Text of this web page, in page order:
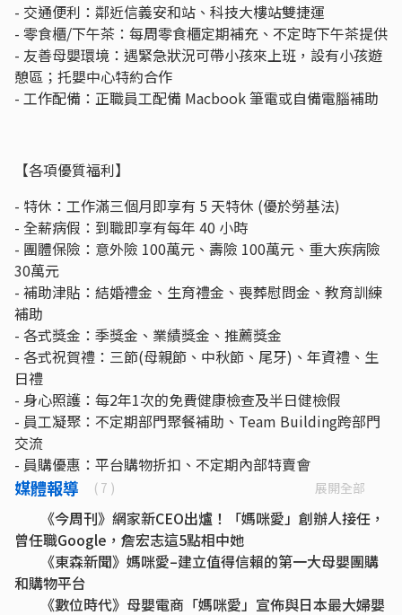
- 交通便利：鄰近信義安和站、科技大樓站雙捷運
- 零食櫃/下午茶：每周零食櫃定期補充、不定時下午茶提供
- 友善母嬰環境：遇緊急狀況可帶小孩來上班，設有小孩遊
憩區；托嬰中心特約合作
- 工作配備：正職員工配備 Macbook 筆電或自備電腦補助
【各項優質福利】
- 特休：工作滿三個月即享有 5 天特休 (優於勞基法)
- 全薪病假：到職即享有每年 40 小時
- 團體保險：意外險 100萬元、壽險 100萬元、重大疾病險
30萬元
- 補助津貼：結婚禮金、生育禮金、喪葬慰問金、教育訓練
補助
- 各式獎金：季獎金、業績獎金、推薦獎金
- 各式祝賀禮：三節(母親節、中秋節、尾牙)、年資禮、生
日禮
- 身心照護：每2年1次的免費健康檢查及半日健檢假
- 員工凝聚：不定期部門聚餐補助、Team Building跨部門
交流
- 員購優惠：平台購物折扣、不定期內部特賣會
媒體報導 ( 7 ) 展開全部
《今周刊》網家新CEO出爐！「媽咪愛」創辦人接任，
曾任職Google，詹宏志這5點相中她
《東森新聞》媽咪愛–建立值得信賴的第一大母嬰團購
和購物平台
《數位時代》母嬰電商「媽咪愛」宣佈與日本最大婦嬰